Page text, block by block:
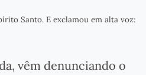
Santo. E exclamou em alta voz:
vêm denunciando o